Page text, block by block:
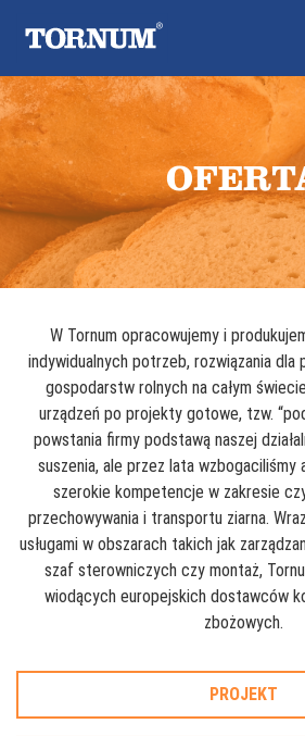
W Tornum opracowujemy i
indywidualnych potrzeb, rozwiązania dla
gospodarstw rolnych na całym
urządzeń po projekty gotowe, tzw.
powstania firmy podstawą naszej
suszenia, ale przez lata
szerokie kompetencje w zakresie
przechowywania i transportu ziarna.
usługami w obszarach takich jak
szaf sterowniczych czy montaż,
wiodących europejskich dostawców
zbożowych.
PROJEKT